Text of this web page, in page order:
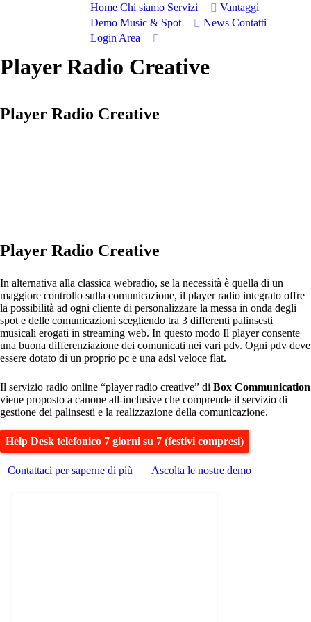
Home Chi siamo Servizi
Vantaggi
Demo Music & Spot
News Contatti
Login Area
Player Radio Creative
Player Radio Creative
Player Radio Creative
In alternativa alla classica webradio, se la necessità è quella di un
maggiore controllo sulla comunicazione, il player radio integrato offre
la possibilità ad ogni cliente di personalizzare la messa in onda degli
spot e delle comunicazioni scegliendo tra 3 differenti palinsesti
musicali erogati in streaming web. In questo modo Il player consente
una buona differenziazione dei comunicati nei vari pdv. Ogni pdv deve
essere dotato di un proprio pc e una adsl veloce flat.
Il servizio radio online “player radio creative” di Box Communication
viene proposto a canone all-inclusive che comprende il servizio di
gestione dei palinsesti e la realizzazione della comunicazione.
Help Desk telefonico 7 giorni su 7 (festivi compresi)
Contattaci per saperne di più Ascolta le nostre demo